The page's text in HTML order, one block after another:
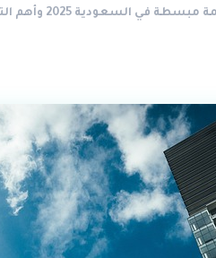
2025 وأهم التحديثات